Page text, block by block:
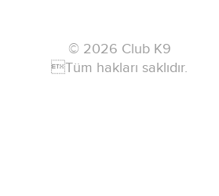
© 2026 Club K9
Tüm hakları saklıdır.